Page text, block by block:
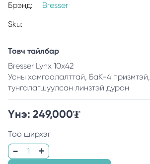
Брэнд:
Bresser
Sku:
Товч тайлбар
Bresser Lynx 10x42
Усны хамгаалалттай, БаК-4 призмтэй,
тунгалагшуулсан линзтэй дуран
Үнэ: 249,000₮
Тоо ширхэг